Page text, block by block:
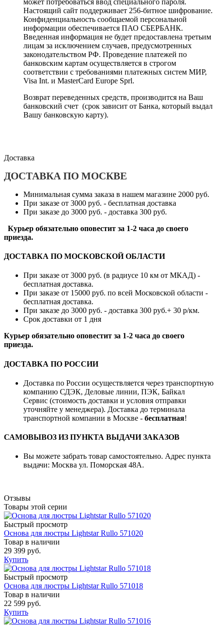
Настоящий сайт поддерживает 256-битное шифрование.
Конфиденциальность сообщаемой персональной
информации обеспечивается ПАО СБЕРБАНК.
Введенная информация не будет предоставлена третьим
лицам за исключением случаев, предусмотренных
законодательством РФ. Проведение платежей по
банковским картам осуществляется в строгом
соответствии с требованиями платежных систем МИР,
Visa Int. и MasterCard Europe Sprl.
Возврат переведенных средств, производится на Ваш
банковский счет (срок зависит от Банка, который выдал
Вашу банковскую карту).
Доставка
ДОСТАВКА ПО МОСКВЕ
Минимальная сумма заказа в нашем магазине 2000 руб.
При заказе от 3000 руб. - бесплатная доставка
При заказе до 3000 руб. - доставка 300 руб.
Курьер обязательно оповестит за 1-2 часа до своего
приезда.
ДОСТАВКА ПО МОСКОВСКОЙ ОБЛАСТИ
При заказе от 3000 руб. (в радиусе 10 км от МКАД) -
бесплатная доставка.
При заказе от 15000 руб. по всей Московской области -
бесплатная доставка.
При заказе до 3000 руб. - доставка 300 руб.+ 30 р/км.
Срок доставки от 1 дня
Курьер обязательно оповестит за 1-2 часа до своего
приезда.
ДОСТАВКА ПО РОССИИ
Доставка по России осуществляется через транспортную
компанию СДЭК, Деловые линии, ПЭК, Байкал
Сервис (стоимость доставки и условия отправки
уточняйте у менеджера). Доставка до терминала
транспортной компании в Москве - бесплатная!
САМОВЫВОЗ ИЗ ПУНКТА ВЫДАЧИ ЗАКАЗОВ
Вы можете забрать товар самостоятельно. Адрес пункта
выдачи: Москва ул. Поморская 48А.
Отзывы
Товары этой серии
Быстрый просмотр
Основа для люстры Lightstar Rullo 571020
Товар в наличии
29 399 руб.
Купить
Быстрый просмотр
Основа для люстры Lightstar Rullo 571018
Товар в наличии
22 599 руб.
Купить